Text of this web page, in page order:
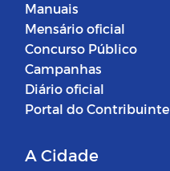
Manuais
Mensário oficial
Concurso Público
Campanhas
Diário oficial
Portal do Contribuinte
A Cidade